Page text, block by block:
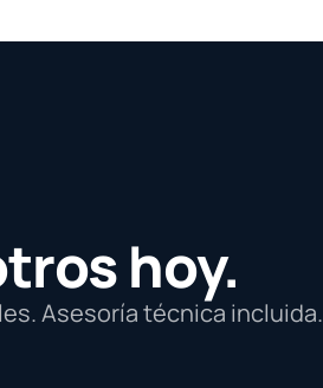
hoy.
Asesoría técnica incluida.